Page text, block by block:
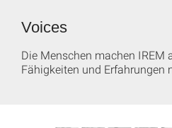
Voices
Die Menschen machen IREM
Fähigkeiten und Erfahrungen